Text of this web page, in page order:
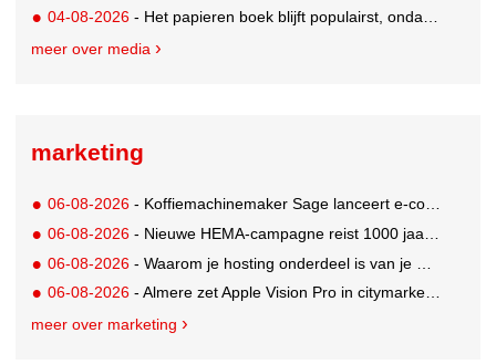
04-08-2026 - Het papieren boek blijft populairst, ondanks digitale alternatieven
meer over media
marketing
06-08-2026 - Koffiemachinemaker Sage lanceert e-commerceplatform voor koffieliefhebbers
06-08-2026 - Nieuwe HEMA-campagne reist 1000 jaar terug in de tijd naar 'Hemastein'
06-08-2026 - Waarom je hosting onderdeel is van je merkstrategie
06-08-2026 - Almere zet Apple Vision Pro in citymarketing
meer over marketing